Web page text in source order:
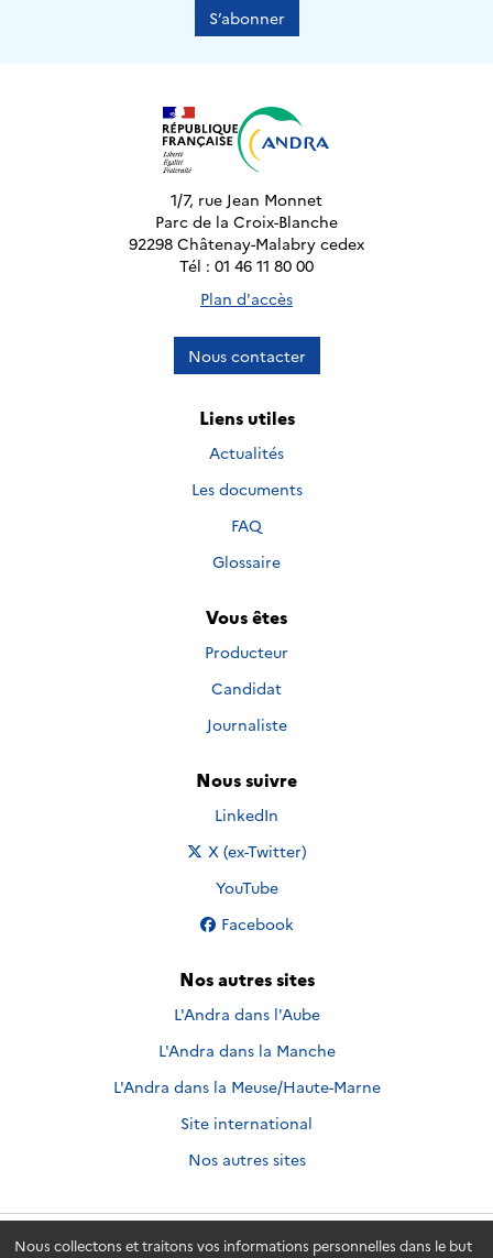
Nous collectons et traitons vos informations personnelles dans le but
S’abonner
1/7, rue Jean Monnet
Parc de la Croix-Blanche
92298 Châtenay-Malabry cedex
Tél : 01 46 11 80 00
Plan d'accès
Nous contacter
Liens utiles
Actualités
Les documents
FAQ
Glossaire
Vous êtes
Producteur
Candidat
Journaliste
Nous suivre
Nous suivre sur
LinkedIn
Nous suivre sur
X (ex-Twitter)
Nous suivre sur
YouTube
Nous suivre sur
Facebook
Nos autres sites
L'Andra dans l'Aube
L'Andra dans la Manche
L'Andra dans la Meuse/Haute-Marne
Site international
Nos autres sites
Andra.fr © 2026 - Andra. Tous droits réservés.